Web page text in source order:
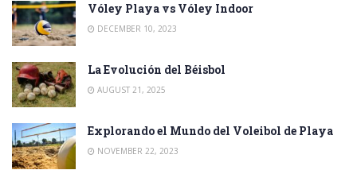
Vóley Playa vs Vóley Indoor
DECEMBER 10, 2023
La Evolución del Béisbol
AUGUST 21, 2025
Explorando el Mundo del Voleibol de Playa
NOVEMBER 22, 2023